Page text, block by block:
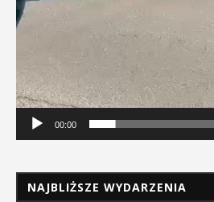
00:00
NAJBLIŻSZE WYDARZENIA